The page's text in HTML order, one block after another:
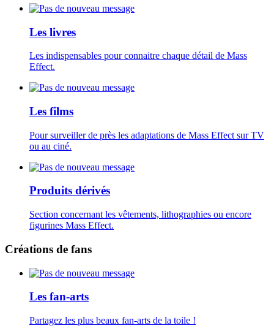
Les livres
Les indispensables pour connaitre chaque détail de Mass
Effect.
Les films
Pour surveiller de près les adaptations de Mass Effect sur TV
ou au ciné.
Produits dérivés
Section concernant les vêtements, lithographies ou encore
figurines Mass Effect.
Créations de fans
Les fan-arts
Partagez les plus beaux fan-arts de la toile !